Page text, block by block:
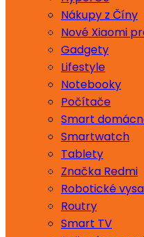
Nákupy z Číny
Nové Xiaomi
Gadgety
Lifestyle
Notebooky
Počítače
Smart
Smartwatch
Tablety
Značka Redmi
Robotické
Routry
Smart TV